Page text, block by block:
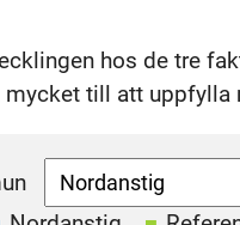
hos de tre
mycket till att uppfylla